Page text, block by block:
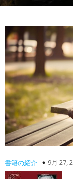
書籍の紹介 9月 27,